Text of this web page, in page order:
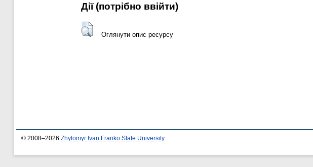
Дії ​​(потрібно ввійти)
Оглянути опис ресурсу
© 2008–2026 Zhytomyr Ivan Franko State University